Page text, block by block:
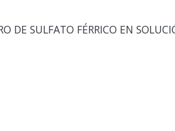
DE SULFATO FÉRRICO EN